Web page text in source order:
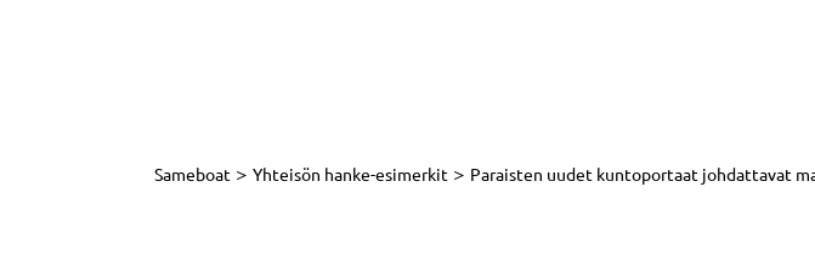
Sameboat > Yhteisön hanke-esimerkit > Paraisten uudet kuntoportaat johdattavat